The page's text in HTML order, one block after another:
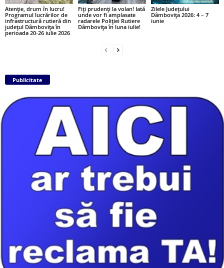
Atenție, drum în lucru!
Programul lucrărilor de
infrastructură rutieră din
județul Dâmbovița în
perioada 20-26 iulie 2026
Fiți prudenți la volan! Iată
unde vor fi amplasate
radarele Poliției Rutiere
Dâmbovița în luna iulie!
Zilele Județului
Dâmbovița 2026: 4 – 7
iunie
Publicitate